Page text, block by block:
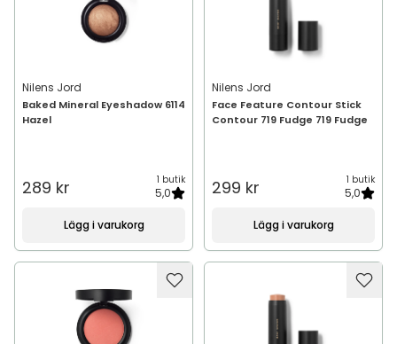
Nilens Jord
Baked Mineral Eyeshadow 6114
Hazel
289 kr 1 butik
5,0
Lägg i varukorg
Nilens Jord
Face Feature Contour Stick
Contour 719 Fudge 719 Fudge
299 kr 1 butik
5,0
Lägg i varukorg